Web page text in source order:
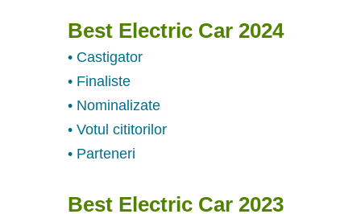
Best Electric Car 2024
• Castigator
• Finaliste
• Nominalizate
• Votul cititorilor
• Parteneri
Best Electric Car 2023